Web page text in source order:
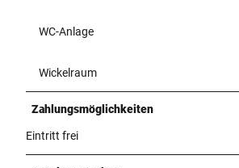
WC-Anlage
Wickelraum
Zahlungsmöglichkeiten
Eintritt frei